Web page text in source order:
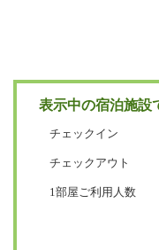
表示中の宿泊施設
チェックイン
チェックアウト
1部屋ご利用人数